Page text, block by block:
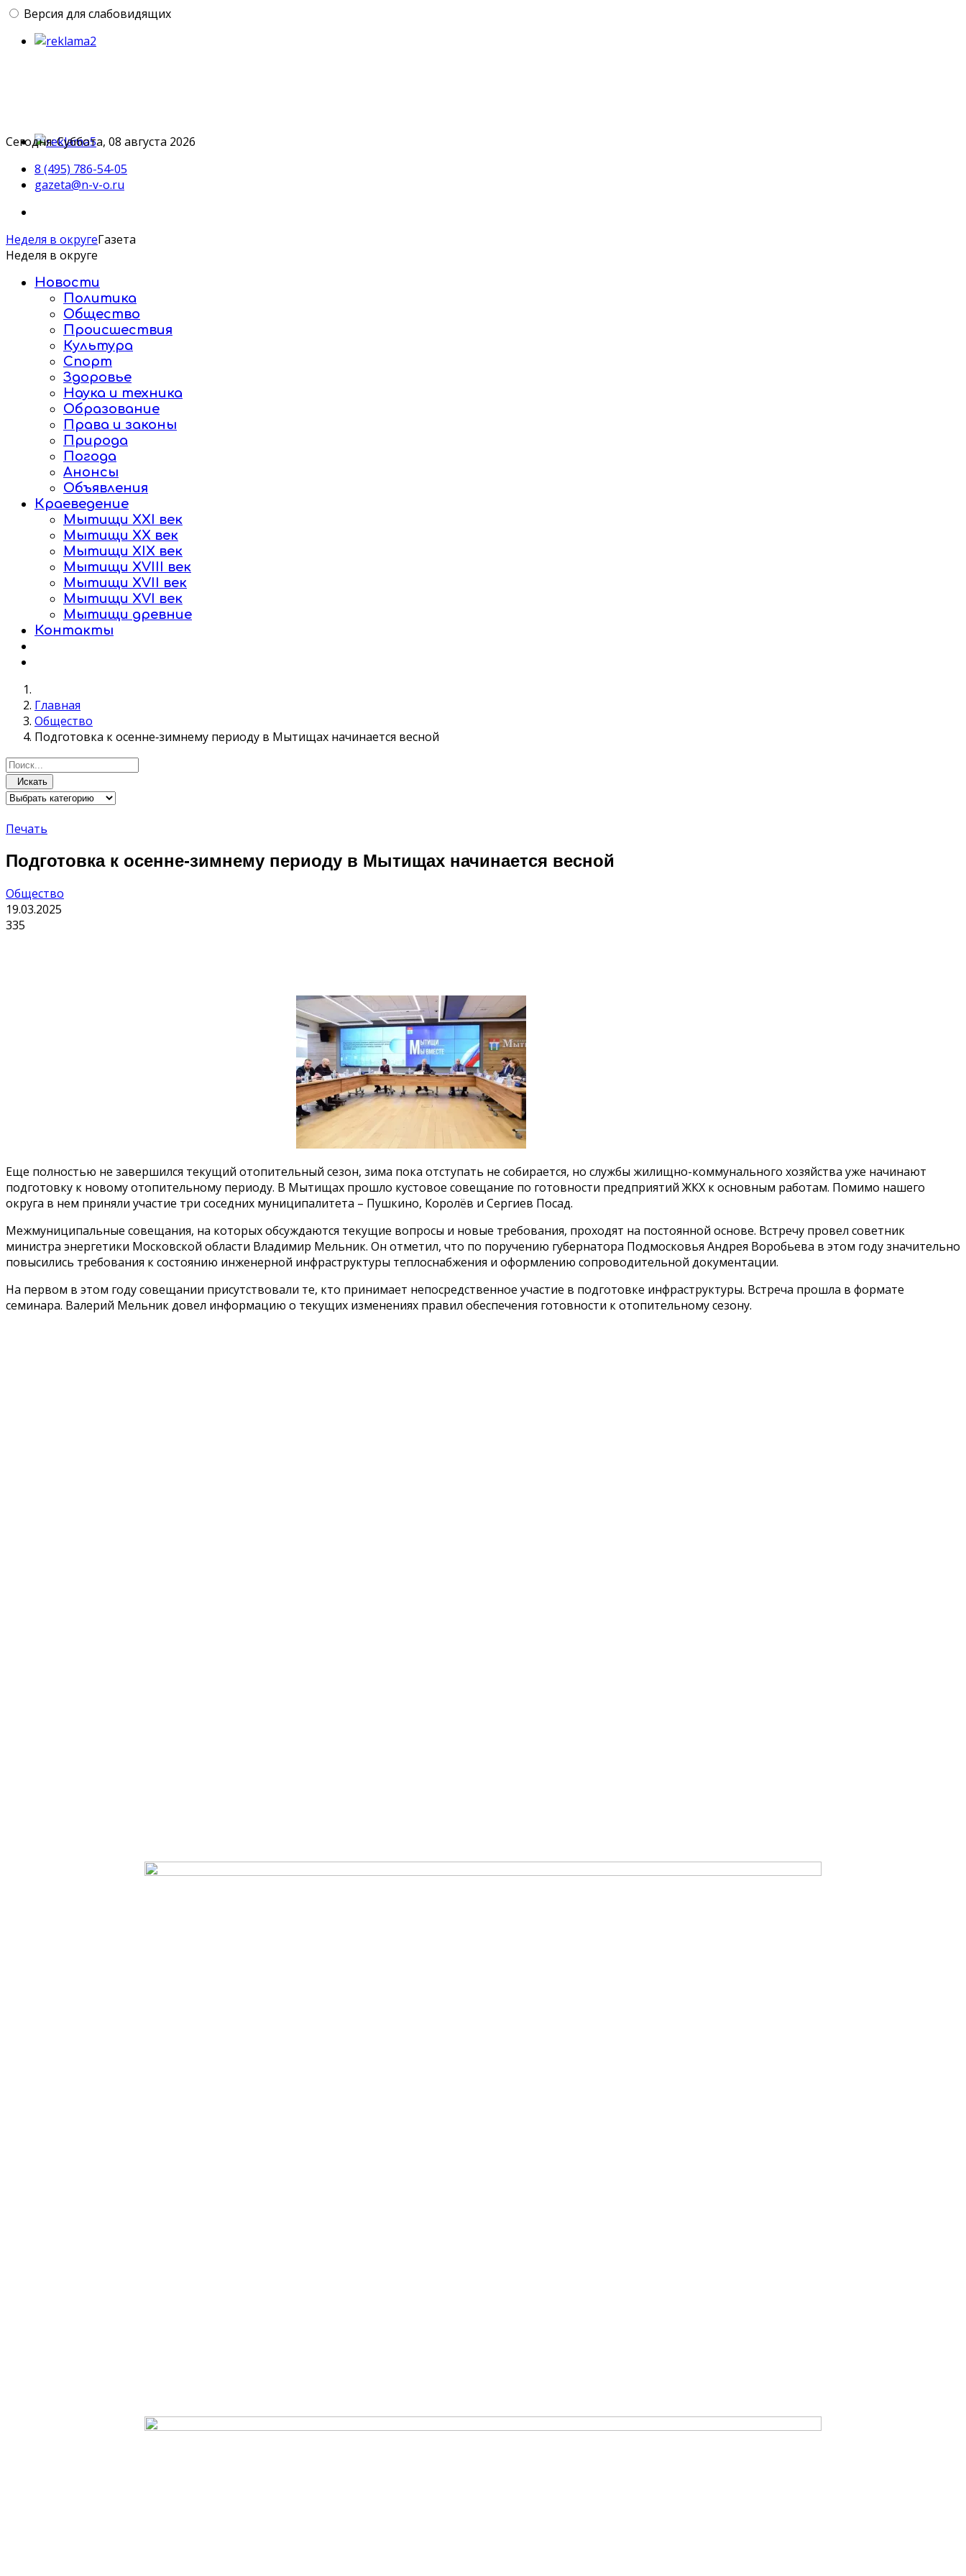
Версия для слабовидящих
Сегодня: Суббота, 08 августа 2026
8 (495) 786-54-05
gazeta@n-v-o.ru
Неделя в округеГазета
Неделя в округе
Новости
Политика
Общество
Происшествия
Культура
Спорт
Здоровье
Наука и техника
Образование
Права и законы
Природа
Погода
Анонсы
Объявления
Краеведение
Мытищи XXI век
Мытищи XX век
Мытищи XIX век
Мытищи XVIII век
Мытищи XVII век
Мытищи XVI век
Мытищи древние
Контакты
Главная
Общество
Подготовка к осенне‑зимнему периоду в Мытищах начинается весной
Искать
Печать
Подготовка к осенне‑зимнему периоду в Мытищах начинается весной
Общество
19.03.2025
335
Еще полностью не завершился текущий отопительный сезон, зима пока отступать не собирается, но службы жилищно-коммунального хозяйства уже начинают
подготовку к новому отопительному периоду. В Мытищах прошло кустовое совещание по готовности предприятий ЖКХ к основным работам. Помимо нашего
округа в нем приняли участие три соседних муниципалитета – Пушкино, Королёв и Сергиев Посад.
Межмуниципальные совещания, на которых обсуждаются текущие вопросы и новые требования, проходят на постоянной основе. Встречу провел советник
министра энергетики Московской области Владимир Мельник. Он отметил, что по поручению губернатора Подмосковья Андрея Воробьева в этом году значительно
повысились требования к состоянию инженерной инфраструктуры теплоснабжения и оформлению сопроводительной документации.
На первом в этом году совещании присутствовали те, кто принимает непосредственное участие в подготовке инфраструктуры. Встреча прошла в формате
семинара. Валерий Мельник довел информацию о текущих изменениях правил обеспечения готовности к отопительному сезону.